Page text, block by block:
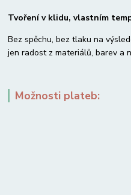
Tvoření v klidu, vlastním
Bez spěchu, bez tlaku na
jen radost z materiálů, barev a
Možnosti plateb: